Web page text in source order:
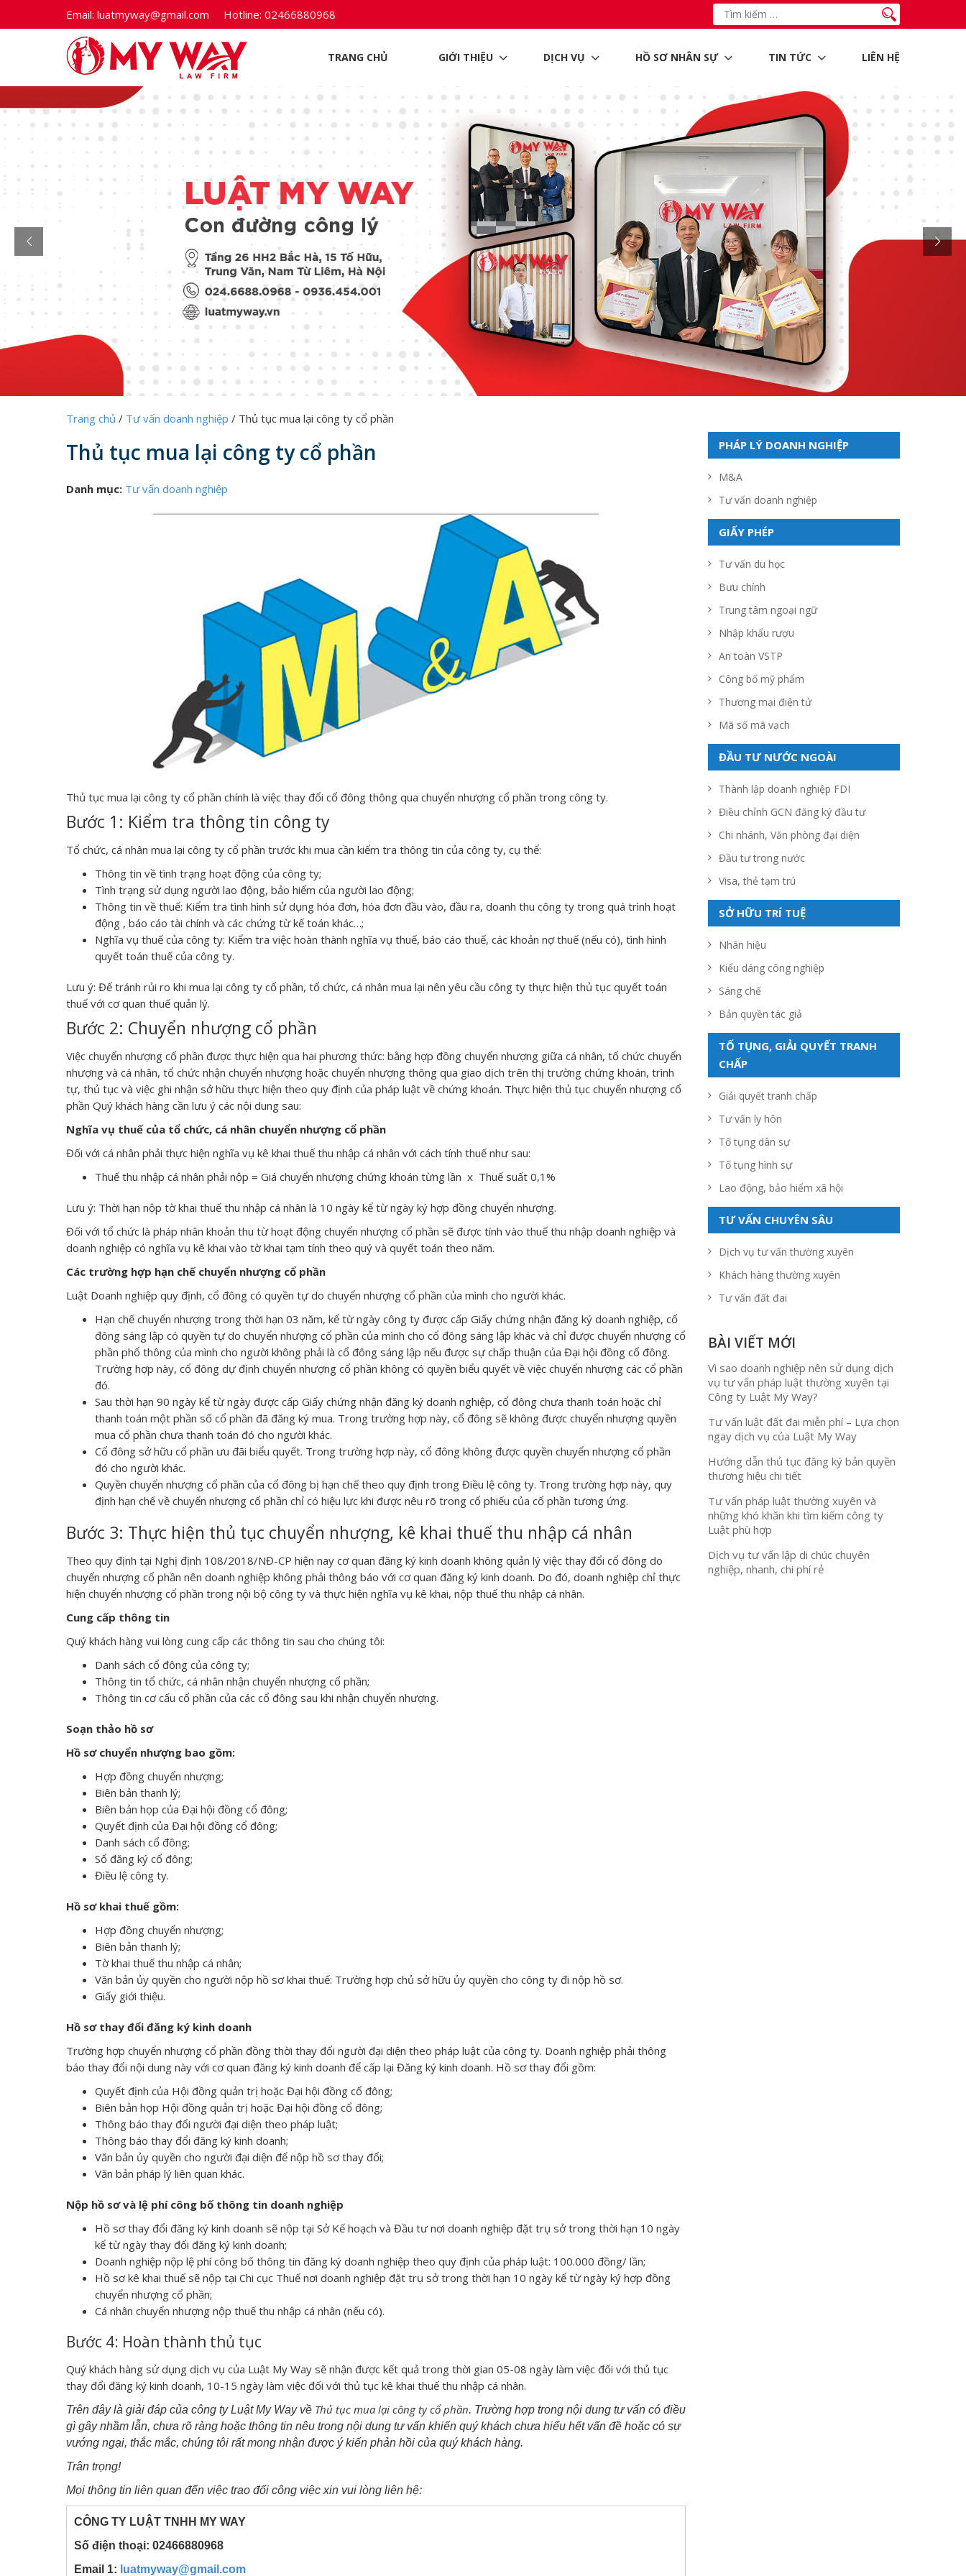
Email: luatmyway@gmail.com Hotline: 02466880968
TRANG CHỦ GIỚI THIỆU DỊCH VỤ HỒ SƠ NHÂN SỰ TIN TỨC LIÊN HỆ
Trang chủ / Tư vấn doanh nghiệp / Thủ tục mua lại công ty cổ phần
Thủ tục mua lại công ty cổ phần
Danh mục: Tư vấn doanh nghiệp
Thủ tục mua lại công ty cổ phần chính là việc thay đổi cổ đông thông qua chuyển nhượng cổ phần trong công ty.
Bước 1: Kiểm tra thông tin công ty
Tổ chức, cá nhân mua lại công ty cổ phần trước khi mua cần kiểm tra thông tin của công ty, cụ thể:
Thông tin về tình trạng hoạt động của công ty;
Tình trạng sử dụng người lao động, bảo hiểm của người lao động;
Thông tin về thuế: Kiểm tra tình hình sử dụng hóa đơn, hóa đơn đầu vào, đầu ra, doanh thu công ty trong quá trình hoạt
động , báo cáo tài chính và các chứng từ kế toán khác…;
Nghĩa vụ thuế của công ty: Kiểm tra việc hoàn thành nghĩa vụ thuế, báo cáo thuế, các khoản nợ thuế (nếu có), tình hình
quyết toán thuế của công ty.
Lưu ý: Để tránh rủi ro khi mua lại công ty cổ phần, tổ chức, cá nhân mua lại nên yêu cầu công ty thực hiện thủ tục quyết toán
thuế với cơ quan thuế quản lý.
Bước 2: Chuyển nhượng cổ phần
Việc chuyển nhượng cổ phần được thực hiện qua hai phương thức: bằng hợp đồng chuyển nhượng giữa cá nhân, tổ chức chuyển
nhượng và cá nhân, tổ chức nhận chuyển nhượng hoặc chuyển nhượng thông qua giao dịch trên thị trường chứng khoán, trình
tự, thủ tục và việc ghi nhận sở hữu thực hiện theo quy định của pháp luật về chứng khoán. Thực hiện thủ tục chuyển nhượng cổ
phần Quý khách hàng cần lưu ý các nội dung sau:
Nghĩa vụ thuế của tổ chức, cá nhân chuyển nhượng cổ phần
Đối với cá nhân phải thực hiện nghĩa vụ kê khai thuế thu nhập cá nhân với cách tính thuế như sau:
Thuế thu nhập cá nhân phải nộp = Giá chuyển nhượng chứng khoán từng lần x Thuế suất 0,1%
Lưu ý: Thời hạn nộp tờ khai thuế thu nhập cá nhân là 10 ngày kể từ ngày ký hợp đồng chuyển nhượng.
Đối với tổ chức là pháp nhân khoản thu từ hoạt động chuyển nhượng cổ phần sẽ được tính vào thuế thu nhập doanh nghiệp và
doanh nghiệp có nghĩa vụ kê khai vào tờ khai tạm tính theo quý và quyết toán theo năm.
Các trường hợp hạn chế chuyển nhượng cổ phần
Luật Doanh nghiệp quy định, cổ đông có quyền tự do chuyển nhượng cổ phần của mình cho người khác.
Hạn chế chuyển nhượng trong thời hạn 03 năm, kể từ ngày công ty được cấp Giấy chứng nhận đăng ký doanh nghiệp, cổ
đông sáng lập có quyền tự do chuyển nhượng cổ phần của mình cho cổ đông sáng lập khác và chỉ được chuyển nhượng cổ
phần phổ thông của mình cho người không phải là cổ đông sáng lập nếu được sự chấp thuận của Đại hội đồng cổ đông.
Trường hợp này, cổ đông dự định chuyển nhượng cổ phần không có quyền biểu quyết về việc chuyển nhượng các cổ phần
đó.
Sau thời hạn 90 ngày kể từ ngày được cấp Giấy chứng nhận đăng ký doanh nghiệp, cổ đông chưa thanh toán hoặc chỉ
thanh toán một phần số cổ phần đã đăng ký mua. Trong trường hợp này, cổ đông sẽ không được chuyển nhượng quyền
mua cổ phần chưa thanh toán đó cho người khác.
Cổ đông sở hữu cổ phần ưu đãi biểu quyết. Trong trường hợp này, cổ đông không được quyền chuyển nhượng cổ phần
đó cho người khác.
Quyền chuyển nhượng cổ phần của cổ đông bị hạn chế theo quy định trong Điều lệ công ty. Trong trường hợp này, quy
định hạn chế về chuyển nhượng cổ phần chỉ có hiệu lực khi được nêu rõ trong cổ phiếu của cổ phần tương ứng.
Bước 3: Thực hiện thủ tục chuyển nhượng, kê khai thuế thu nhập cá nhân
Theo quy định tại Nghị định 108/2018/NĐ-CP hiện nay cơ quan đăng ký kinh doanh không quản lý việc thay đổi cổ đông do
chuyển nhượng cổ phần nên doanh nghiệp không phải thông báo với cơ quan đăng ký kinh doanh. Do đó, doanh nghiệp chỉ thực
hiện chuyển nhượng cổ phần trong nội bộ công ty và thực hiện nghĩa vụ kê khai, nộp thuế thu nhập cá nhân.
Cung cấp thông tin
Quý khách hàng vui lòng cung cấp các thông tin sau cho chúng tôi:
Danh sách cổ đông của công ty;
Thông tin tổ chức, cá nhân nhận chuyển nhượng cổ phần;
Thông tin cơ cấu cổ phần của các cổ đông sau khi nhận chuyển nhượng.
Soạn thảo hồ sơ
Hồ sơ chuyển nhượng bao gồm:
Hợp đồng chuyển nhượng;
Biên bản thanh lý;
Biên bản họp của Đại hội đồng cổ đông;
Quyết định của Đại hội đồng cổ đông;
Danh sách cổ đông;
Sổ đăng ký cổ đông;
Điều lệ công ty.
Hồ sơ khai thuế gồm:
Hợp đồng chuyển nhượng;
Biên bản thanh lý;
Tờ khai thuế thu nhập cá nhân;
Văn bản ủy quyền cho người nộp hồ sơ khai thuế: Trường hợp chủ sở hữu ủy quyền cho công ty đi nộp hồ sơ.
Giấy giới thiệu.
Hồ sơ thay đổi đăng ký kinh doanh
Trường hợp chuyển nhượng cổ phần đồng thời thay đổi người đại diện theo pháp luật của công ty. Doanh nghiệp phải thông
báo thay đổi nội dung này với cơ quan đăng ký kinh doanh để cấp lại Đăng ký kinh doanh. Hồ sơ thay đổi gồm:
Quyết định của Hội đồng quản trị hoặc Đại hội đồng cổ đông;
Biên bản họp Hội đồng quản trị hoặc Đại hội đồng cổ đông;
Thông báo thay đổi người đại diện theo pháp luật;
Thông báo thay đổi đăng ký kinh doanh;
Văn bản ủy quyền cho người đại diện để nộp hồ sơ thay đổi;
Văn bản pháp lý liên quan khác.
Nộp hồ sơ và lệ phí công bố thông tin doanh nghiệp
Hồ sơ thay đổi đăng ký kinh doanh sẽ nộp tại Sở Kế hoạch và Đầu tư nơi doanh nghiệp đặt trụ sở trong thời hạn 10 ngày
kể từ ngày thay đổi đăng ký kinh doanh;
Doanh nghiệp nộp lệ phí công bố thông tin đăng ký doanh nghiệp theo quy định của pháp luật: 100.000 đồng/ lần;
Hồ sơ kê khai thuế sẽ nộp tại Chi cục Thuế nơi doanh nghiệp đặt trụ sở trong thời hạn 10 ngày kể từ ngày ký hợp đồng
chuyển nhượng cổ phần;
Cá nhân chuyển nhượng nộp thuế thu nhập cá nhân (nếu có).
Bước 4: Hoàn thành thủ tục
Quý khách hàng sử dụng dịch vụ của Luật My Way sẽ nhận được kết quả trong thời gian 05-08 ngày làm việc đối với thủ tục
thay đổi đăng ký kinh doanh, 10-15 ngày làm việc đối với thủ tục kê khai thuế thu nhập cá nhân.
Trên đây là giải đáp của công ty Luật My Way về Thủ tục mua lại công ty cổ phần. Trường hợp trong nội dung tư vấn có điều
gì gây nhầm lẫn, chưa rõ ràng hoặc thông tin nêu trong nội dung tư vấn khiến quý khách chưa hiểu hết vấn đề hoặc có sự
vướng ngại, thắc mắc, chúng tôi rất mong nhận được ý kiến phản hồi của quý khách hàng.
Trân trọng!
Mọi thông tin liên quan đến việc trao đổi công việc xin vui lòng liên hệ:
CÔNG TY LUẬT TNHH MY WAY
Số điện thoại: 02466880968
Email 1: luatmyway@gmail.com
PHÁP LÝ DOANH NGHIỆP
M&A
Tư vấn doanh nghiệp
GIẤY PHÉP
Tư vấn du học
Bưu chính
Trung tâm ngoại ngữ
Nhập khẩu rượu
An toàn VSTP
Công bố mỹ phẩm
Thương mại điện tử
Mã số mã vạch
ĐẦU TƯ NƯỚC NGOÀI
Thành lập doanh nghiệp FDI
Điều chỉnh GCN đăng ký đầu tư
Chi nhánh, Văn phòng đại diện
Đầu tư trong nước
Visa, thẻ tạm trú
SỞ HỮU TRÍ TUỆ
Nhãn hiệu
Kiểu dáng công nghiệp
Sáng chế
Bản quyền tác giả
TỐ TỤNG, GIẢI QUYẾT TRANH
CHẤP
Giải quyết tranh chấp
Tư vấn ly hôn
Tố tụng dân sự
Tố tụng hình sự
Lao động, bảo hiểm xã hội
TƯ VẤN CHUYÊN SÂU
Dịch vụ tư vấn thường xuyên
Khách hàng thường xuyên
Tư vấn đất đai
BÀI VIẾT MỚI
Vì sao doanh nghiệp nên sử dụng dịch
vụ tư vấn pháp luật thường xuyên tại
Công ty Luật My Way?
Tư vấn luật đất đai miễn phí – Lựa chọn
ngay dịch vụ của Luật My Way
Hướng dẫn thủ tục đăng ký bản quyền
thương hiệu chi tiết
Tư vấn pháp luật thường xuyên và
những khó khăn khi tìm kiếm công ty
Luật phù hợp
Dịch vụ tư vấn lập di chúc chuyên
nghiệp, nhanh, chi phí rẻ